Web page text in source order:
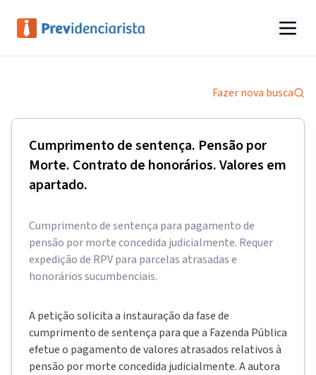
Fazer nova busca
Cumprimento de sentença. Pensão por
Morte. Contrato de honorários. Valores em
apartado.
Cumprimento de sentença para pagamento de
pensão por morte concedida judicialmente. Requer
expedição de RPV para parcelas atrasadas e
honorários sucumbenciais.
A petição solicita a instauração da fase de
cumprimento de sentença para que a Fazenda Pública
efetue o pagamento de valores atrasados relativos à
pensão por morte concedida judicialmente. A autora